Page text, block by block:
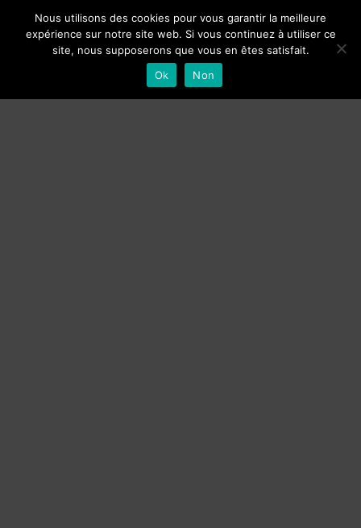
Nous utilisons des cookies pour vous garantir la meilleure
expérience sur notre site web. Si vous continuez à utiliser ce
site, nous supposerons que vous en êtes satisfait.
Ok
Non